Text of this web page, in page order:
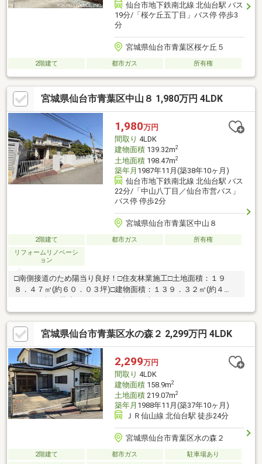
仙台市地下鉄南北線 北仙台駅 バス
19分/「桜ケ丘五丁目」バス停 停歩3
分
宮城県仙台市青葉区桜ケ丘５
2階建て 都市ガス 所有権
宮城県仙台市青葉区中山８ 1,980万円 4LDK
1,980万円
間取り 4LDK
建物面積139.32m2
土地面積198.47m2
築年月 1987年11月(築38年10ヶ月)
仙台市地下鉄南北線 北仙台駅 バス
22分/「中山八丁目／仙台市営バス」
バス停 停歩2分
宮城県仙台市青葉区中山８
2階建て 都市ガス
所有権
リフォームリノベーシ
ョン
□南側接道のため陽当り良好！□住友林業施工□土地面積：１９
８．４７㎡(約６０．０３坪)□建物面積：１３９．３２㎡(約４
ヒーター□全居室収納有り ◆リフォーム履歴◆2014年10月・シ
ステムキッチン、洗面台、トイレ交換・間取り変更：和室約4.5帖
→ダイニング(フローリング)・リビングダイニング、廊下、玄関
ホール、天井壁クロス張替・１階和室約8.0帖畳表替え、襖・障子
張替
宮城県仙台市青葉区水の森２ 2,299万円 4LDK
2,299万円
間取り 4LDK
建物面積158.9m2
土地面積219.07m2
築年月 1988年11月(築37年10ヶ月)
ＪＲ仙山線 北仙台駅 徒歩24分
宮城県仙台市青葉区水の森２
2階建て 都市ガス
駐車場あり